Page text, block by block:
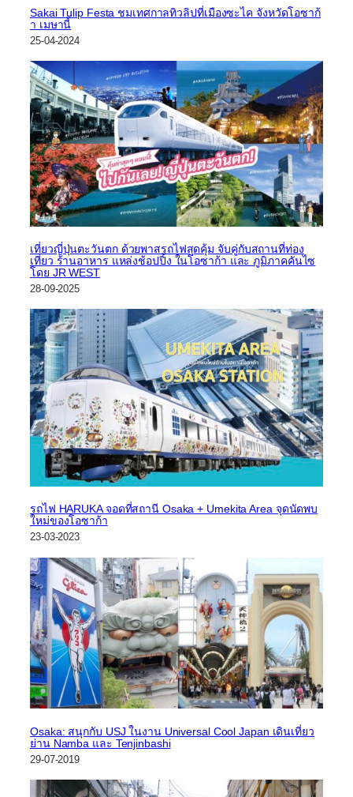
Sakai Tulip Festa ชมเทศกาลทิวลิปที่เมืองซะไค จังหวัดโอซาก้
า เมษานี้
25-04-2024
เที่ยวญี่ปุ่นตะวันตก ด้วยพาสรถไฟสุดคุ้ม จับคู่กับสถานที่ท่อง
เที่ยว ร้านอาหาร แหล่งช้อปปิ้ง ในโอซาก้า และ ภูมิภาคคันไซ
โดย JR WEST
28-09-2025
รถไฟ HARUKA จอดที่สถานี Osaka + Umekita Area จุดนัดพบ
ใหม่ของโอซาก้า
23-03-2023
Osaka: สนุกกับ USJ ในงาน Universal Cool Japan เดินเที่ยว
ย่าน Namba และ Tenjinbashi
29-07-2019